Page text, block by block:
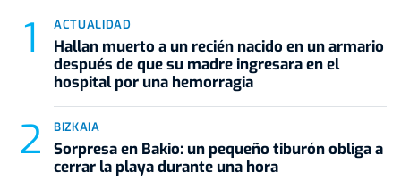
ACTUALIDAD
Hallan muerto a un recién nacido en un armario
después de que su madre ingresara en el
hospital por una hemorragia
BIZKAIA
Sorpresa en Bakio: un pequeño tiburón obliga a
cerrar la playa durante una hora